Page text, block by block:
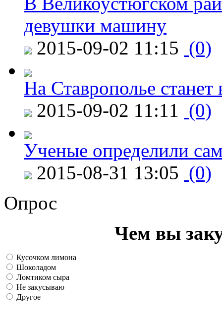
девушки машину
2015-09-02 11:15 (0)
На Ставрополье
2015-09-02 11:11 (0)
Ученые определили
2015-08-31 13:05 (0)
Опрос
Чем вы
Кусочком лимона
Шоколадом
Ломтиком сыра
Не закусываю
Другое